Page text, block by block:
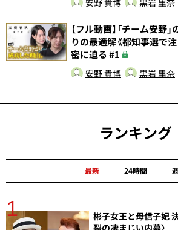
安野 貴博 黒岩 里奈
【フル動画】「チーム安
りの最適解《都知事選で
密に迫る #1
安野 貴博 黒岩 里奈
ランキング
最新 24時間
1
彬子女王と母信子妃